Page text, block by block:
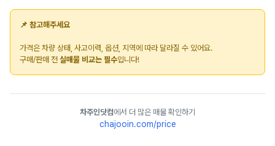
📌 참고해주세요
가격은 차량 상태, 사고이력, 옵션, 지역에 따라 달라질 수 있어요.
구매/판매 전 실매물 비교는 필수입니다!
차주인닷컴에서 더 많은 매물 확인하기
chajooin.com/price